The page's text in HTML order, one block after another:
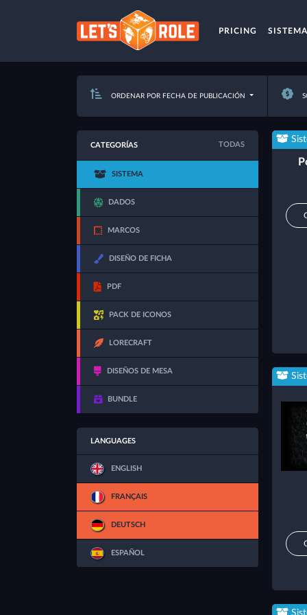
PRICING
ORDENAR POR FECHA DE PUBLICACIÓN
CATEGORÍAS TODAS
SISTEMA
DADOS
MARCOS
DISEÑO DE FICHA
PDF
PACK DE ICONOS
LORECRAFT
DISEÑOS DE MESA
BUNDLE
LANGUAGES
ENGLISH
FRANÇAIS
DEUTSCH
ESPAÑOL